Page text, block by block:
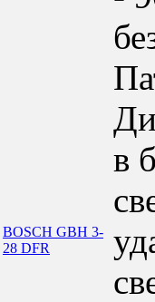
BOSCH GBH 3-
28 DFR
в